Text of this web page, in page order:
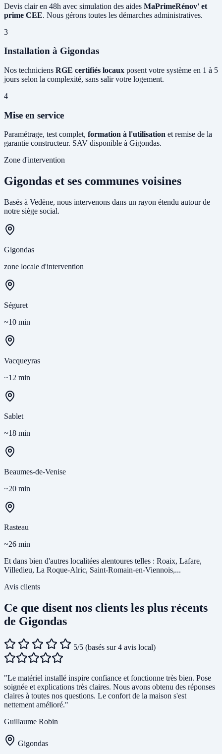
Devis clair en 48h avec simulation des aides MaPrimeRénov' et
prime CEE. Nous gérons toutes les démarches administratives.
3
Installation à Gigondas
Nos techniciens RGE certifiés locaux posent votre système en 1 à 5
jours selon la complexité, sans salir votre logement.
4
Mise en service
Paramétrage, test complet, formation à l'utilisation et remise de la
garantie constructeur. SAV disponible à Gigondas.
Zone d'intervention
Gigondas et ses communes voisines
Basés à Vedène, nous intervenons dans un rayon étendu autour de
notre siège social.
Gigondas
zone locale d'intervention
Séguret
~10 min
Vacqueyras
~12 min
Sablet
~18 min
Beaumes-de-Venise
~20 min
Rasteau
~26 min
Et dans bien d'autres localitées alentoures telles : Roaix, Lafare,
Villedieu, La Roque-Alric, Saint-Romain-en-Viennois,...
Avis clients
Ce que disent nos clients les plus récents
de Gigondas
5/5 (basés sur 4 avis local)
"Le matériel installé inspire confiance et fonctionne très bien. Pose
soignée et explications très claires. Nous avons obtenu des réponses
claires à toutes nos questions. Le confort de la maison s'est
nettement amélioré."
Guillaume Robin
Gigondas